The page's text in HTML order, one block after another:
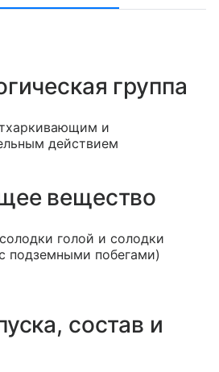
группа
и
действием
вещество
голой и солодки
подземными побегами)
состав и